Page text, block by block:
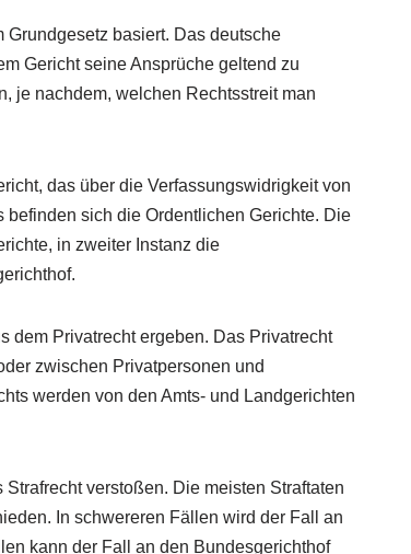
Grundgesetz basiert. Das deutsche
Gericht seine Ansprüche geltend zu
je nachdem, welchen Rechtsstreit man
das über die Verfassungswidrigkeit von
sich die Ordentlichen Gerichte. Die
in zweiter Instanz die
dem Privatrecht ergeben. Das Privatrecht
zwischen Privatpersonen und
werden von den Amts- und Landgerichten
verstoßen. Die meisten Straftaten
In schwereren Fällen wird der Fall an
kann der Fall an den Bundesgerichthof